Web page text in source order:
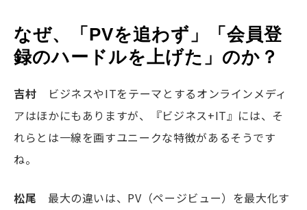
なぜ、「PVを追わず」「会員登
録のハードルを上げた」のか？
吉村 ビジネスやITをテーマとするオンラインメディ
アはほかにもありますが、『ビジネス+IT』には、そ
れらとは一線を画すユニークな特徴があるそうです
ね。
松尾 最大の違いは、PV（ページビュー）を最大化す